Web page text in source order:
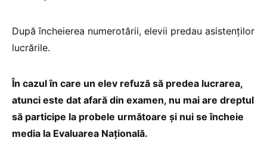
După încheierea numerotării, elevii predau asistenților
lucrările.
În cazul în care un elev refuză să predea lucrarea,
atunci este dat afară din examen, nu mai are dreptul
să participe la probele următoare și nui se încheie
media la Evaluarea Națională.